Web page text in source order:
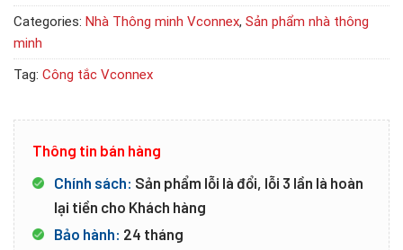
Categories: Nhà Thông minh Vconnex, Sản phẩm nhà thông
minh
Tag: Công tắc Vconnex
Thông tin bán hàng
Chính sách: Sản phẩm lỗi là đổi, lỗi 3 lần là hoàn
lại tiền cho Khách hàng
Bảo hành: 24 tháng